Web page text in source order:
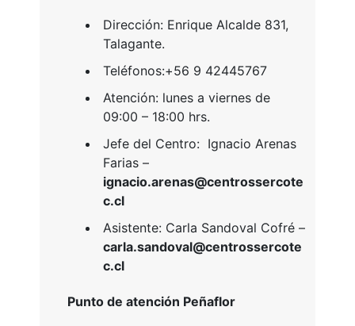
​Dirección: Enrique Alcalde 831,
Talagante.
Teléfonos:+56 9 42445767
Atención: lunes a viernes de
09:00 – 18:00 hrs.
Jefe del Centro: Ignacio Arenas
Farias –
ignacio.arenas@centrossercote
c.cl
Asistente: Carla Sandoval Cofré –
carla.sandoval@centrossercote
c.cl
Punto de atención Peñaflor